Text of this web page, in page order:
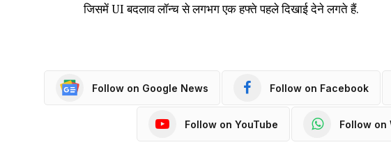
जिसमें UI बदलाव लॉन्च से लगभग एक हफ्ते पहले दिखाई देने लगते हैं.
Follow on Google News Follow on Facebook
Follow on YouTube Follow on